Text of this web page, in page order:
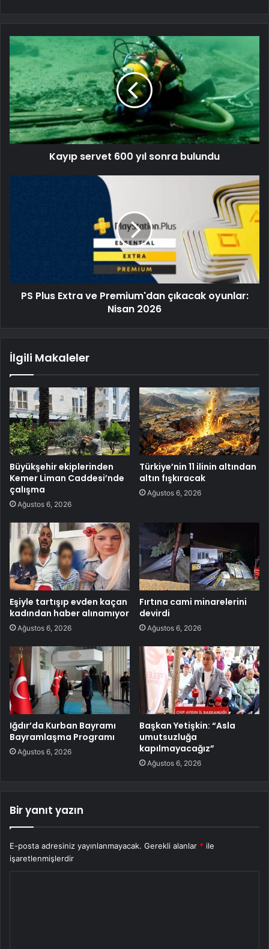
Kayıp servet 600 yıl sonra bulundu
PS Plus Extra ve Premium'dan çıkacak oyunlar:
Nisan 2026
İlgili Makaleler
Büyükşehir ekiplerinden
Kemer Liman Caddesi’nde
çalışma
Ağustos 6, 2026
Türkiye’nin 11 ilinin altından
altın fışkıracak
Ağustos 6, 2026
Eşiyle tartışıp evden kaçan
kadından haber alınamıyor
Ağustos 6, 2026
Fırtına cami minarelerini
devirdi
Ağustos 6, 2026
Iğdır’da Kurban Bayramı
Bayramlaşma Programı
Ağustos 6, 2026
Başkan Yetişkin: “Asla
umutsuzluğa
kapılmayacağız”
Ağustos 6, 2026
Bir yanıt yazın
E-posta adresiniz yayınlanmayacak. Gerekli alanlar * ile
işaretlenmişlerdir